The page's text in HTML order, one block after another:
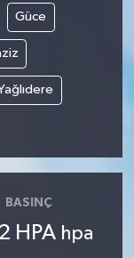
Güce
BASINÇ
HPA hpa